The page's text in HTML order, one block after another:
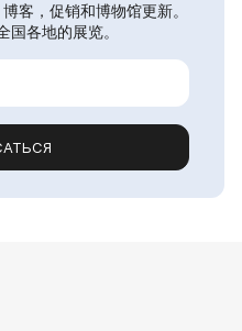
客，促销和博物馆更新。
国各地的展览。